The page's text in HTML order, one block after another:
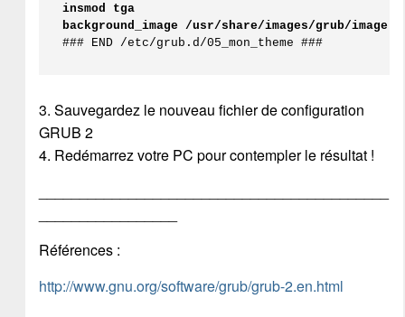
insmod tga
background_image /usr/share/images/grub/
### END /etc/grub.d/05_mon_theme ###
3. Sauvegardez le nouveau fichier de configuration
GRUB 2
4. Redémarrez votre PC pour contempler le résultat !
Références :
http://www.gnu.org/software/grub/grub-2.en.html